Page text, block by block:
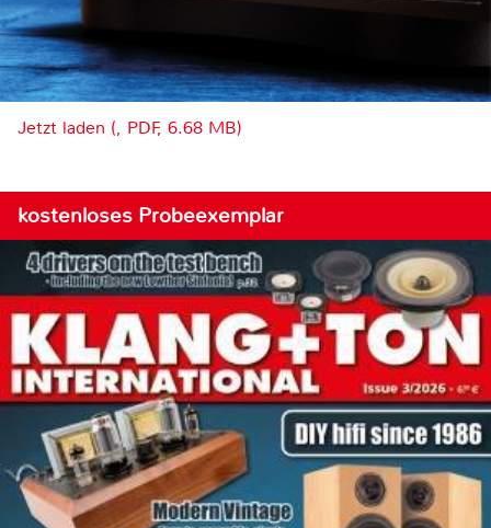
Jetzt laden (, PDF, 6.68 MB)
kostenloses Probeexemplar